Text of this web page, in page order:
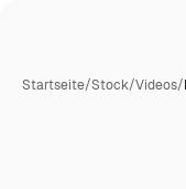
Startseite/Stock/Videos/